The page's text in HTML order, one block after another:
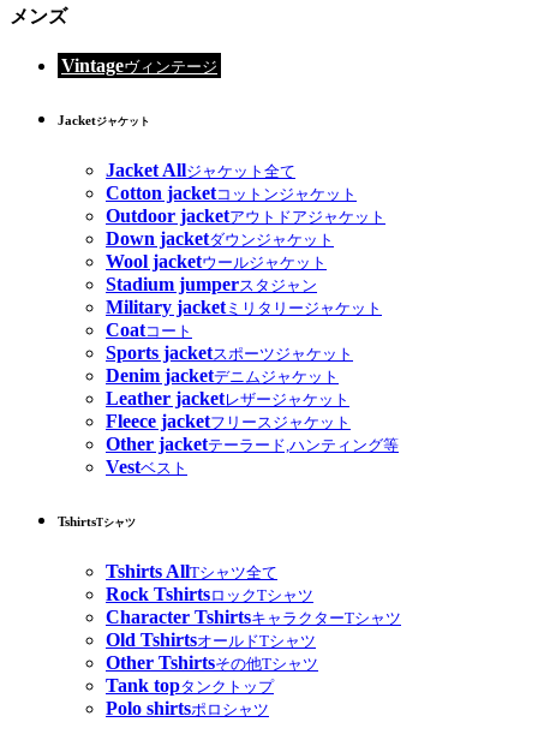
メンズ
Vintageヴィンテージ
Jacketジャケット
Jacket Allジャケット全て
Cotton jacketコットンジャケット
Outdoor jacketアウトドアジャケット
Down jacketダウンジャケット
Wool jacketウールジャケット
Stadium jumperスタジャン
Military jacketミリタリージャケット
Coatコート
Sports jacketスポーツジャケット
Denim jacketデニムジャケット
Leather jacketレザージャケット
Fleece jacketフリースジャケット
Other jacketテーラード,ハンティング等
Vestベスト
TshirtsTシャツ
Tshirts AllTシャツ全て
Rock TshirtsロックTシャツ
Character TshirtsキャラクターTシャツ
Old TshirtsオールドTシャツ
Other Tshirtsその他Tシャツ
Tank topタンクトップ
Polo shirtsポロシャツ